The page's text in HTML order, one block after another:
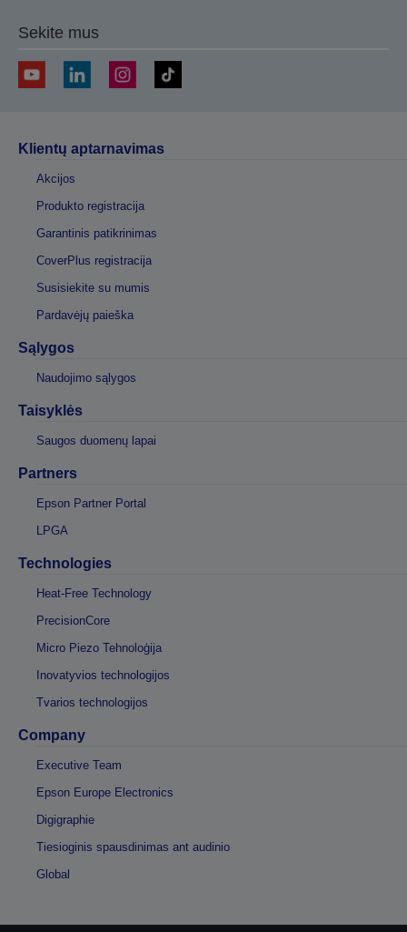
Sekite mus
Klientų aptarnavimas
Akcijos
Produkto registracija
Garantinis patikrinimas
CoverPlus registracija
Susisiekite su mumis
Pardavėjų paieška
Sąlygos
Naudojimo sąlygos
Taisyklės
Saugos duomenų lapai
Partners
Epson Partner Portal
LPGA
Technologies
Heat-Free Technology
PrecisionCore
Micro Piezo Tehnoloģija
Inovatyvios technologijos
Tvarios technologijos
Company
Executive Team
Epson Europe Electronics
Digigraphie
Tiesioginis spausdinimas ant audinio
Global